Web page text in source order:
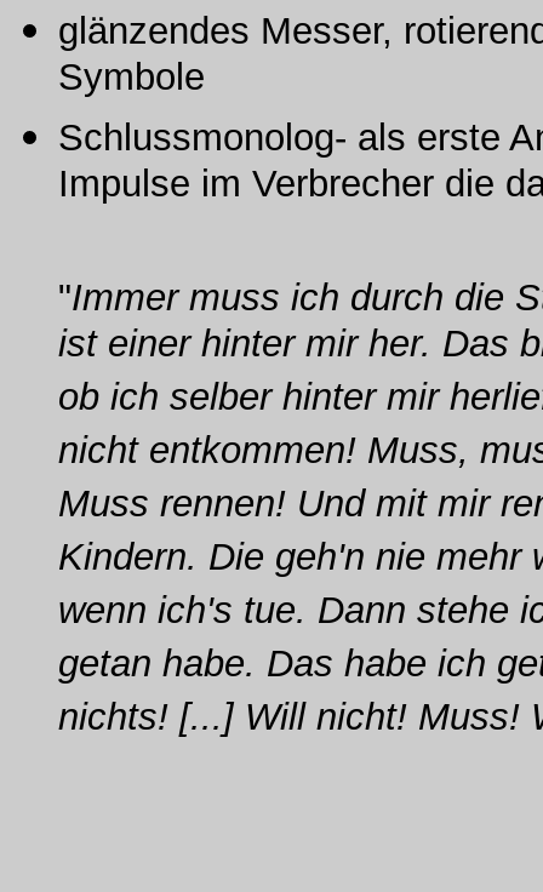
glänzendes Messer,
Symbole
Schlussmonolog- als erste
Impulse im Verbrecher die
"Immer muss ich durch die
ist einer hinter mir her. Das
ob ich selber hinter mir
nicht entkommen! Muss,
Muss rennen! Und mit mir
Kindern. Die geh'n nie
wenn ich's tue. Dann stehe
getan habe. Das habe ich
nichts! [...] Will nicht! Muss!